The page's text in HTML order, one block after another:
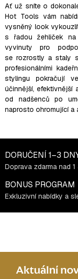
a
c
í
p
r
v
k
y
v
ý
i
s
u
Ať už sníte o
Hot Tools vám
vysněný look
s řadou žehliček
vyvinuty pro
se rozrostly a staly
profesionálními
stylingu pokračují
účinnější, efektivnější
od nadšenců po
naprosto ohromující a
DORUČENÍ 1–3
Doprava zdarma nad
BONUS PROGRAM
Exkluzivní nabídky a
Aktuální